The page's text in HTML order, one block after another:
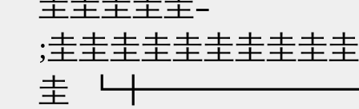
;圭圭圭圭圭圭圭圭圭
圭